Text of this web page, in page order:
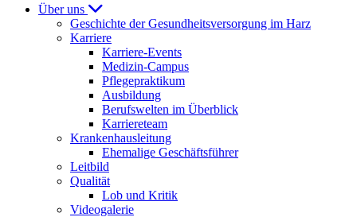
Über uns
Geschichte der Gesundheitsversorgung im Harz
Karriere
Karriere-Events
Medizin-Campus
Pflegepraktikum
Ausbildung
Berufswelten im Überblick
Karriereteam
Krankenhausleitung
Ehemalige Geschäftsführer
Leitbild
Qualität
Lob und Kritik
Videogalerie